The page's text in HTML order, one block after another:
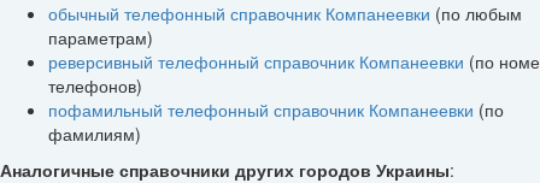
обычный телефонный справочник Компанеевки (по любым
параметрам)
реверсивный телефонный справочник Компанеевки (по
телефонов)
пофамильный телефонный справочник Компанеевки (по
фамилиям)
Аналогичные справочники других городов Украины: